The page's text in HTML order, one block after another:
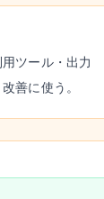
ツール・出力
善に使う。